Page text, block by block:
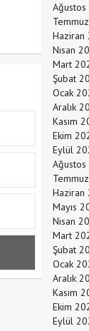
Haziran
Nisan
Mart
Şubat
Ocak
Aralık
Kasım
Ekim
Eylül
Haziran
Mayıs
Nisan
Mart
Şubat
Ocak
Aralık
Kasım
Ekim
Eylül